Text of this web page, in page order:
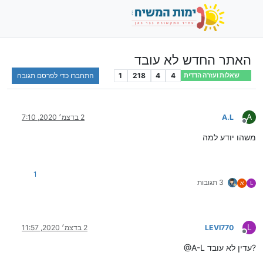
האתר החדש לא עובד
שאלות ועזרה הדדית 4
4
218
1 התחברו כדי לפרסם תגובה
A
מנותק
A.L 2 בדצמ׳ 2020, 7:10
משהו יודע למה
L א 3 תגובות
1
L
מנותק
LEVI770 2 בדצמ׳ 2020, 11:57
@A-L עדין לא עובד?